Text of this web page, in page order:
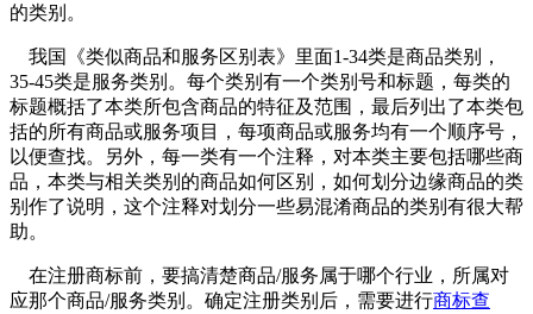
的类别。
我国《类似商品和服务区别表》里面1-34类是商品类别，
35-45类是服务类别。每个类别有一个类别号和标题，每类的
标题概括了本类所包含商品的特征及范围，最后列出了本类包
括的所有商品或服务项目，每项商品或服务均有一个顺序号，
以便查找。另外，每一类有一个注释，对本类主要包括哪些商
品，本类与相关类别的商品如何区别，如何划分边缘商品的类
别作了说明，这个注释对划分一些易混淆商品的类别有很大帮
助。
在注册商标前，要搞清楚商品/服务属于哪个行业，所属对
应那个商品/服务类别。确定注册类别后，需要进行商标查